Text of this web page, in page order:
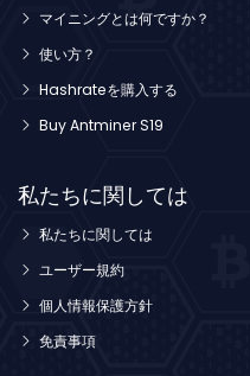
マイニングとは何ですか？
使い方？
Hashrateを購入する
Buy Antminer S19
私たちに関しては
私たちに関しては
ユーザー規約
個人情報保護方針
免責事項